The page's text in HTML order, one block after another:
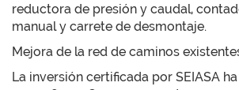
reductora de presión y caudal,
manual y carrete de desmontaje.
Mejora de la red de caminos
La inversión certificada por SEIASA